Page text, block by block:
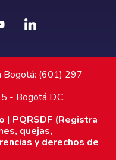
Bogotá: (601) 297
- Bogotá D.C.
| PQRSDF (Registra
quejas,
y derechos de